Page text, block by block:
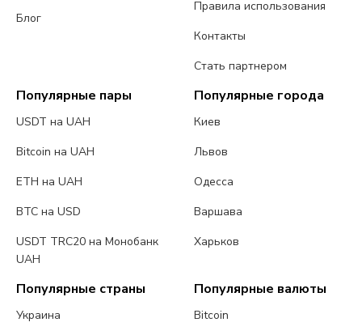
Блог
Правила использования
Контакты
Стать партнером
Популярные пары
USDT на UAH
Bitcoin на UAH
ETH на UAH
BTC на USD
USDT TRC20 на Монобанк
UAH
Популярные города
Киев
Львов
Одесса
Варшава
Харьков
Популярные страны
Украина
Популярные валюты
Bitcoin